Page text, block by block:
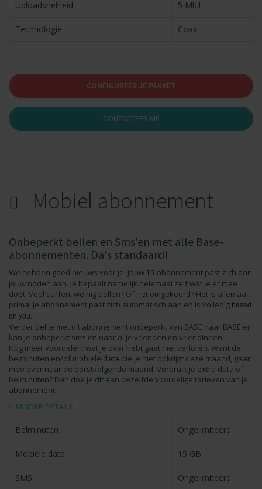
Uploadsnelheid 5 Mbit
Technologie Coax
CONFIGUREER JE PAKKET
CONTACTEER ME
Mobiel abonnement
Onbeperkt bellen en Sms'en met alle Base-
abonnementen. Da's standaard!
We hebben goed nieuws voor je: jouw 15-abonnement past zich aan
jouw noden aan. Je bepaalt namelijk helemaal zelf wat je er mee
doet. Veel surfen, weinig bellen? Of net omgekeerd? Het is allemaal
prima. Je abonnement past zich automatisch aan en is volledig based
on you.
Verder bel je met dit abonnement onbeperkt van BASE naar BASE en
kan je onbeperkt sms'en naar al je vrienden en vriendinnen.
Nog meer voordelen: wat je over hebt gaat niet verloren. Want de
belminuten en/of mobiele data die je niet opkrijgt deze maand, gaan
mee over naar de eerstvolgende maand. Verbruik je extra data of
belminuten? Dan doe je dit aan dezelfde voordelige tarieven van je
abonnement.
MINDER DETAILS
Belminuten Ongelimiteerd
Mobiele data 15 GB
SMS Ongelimiteerd